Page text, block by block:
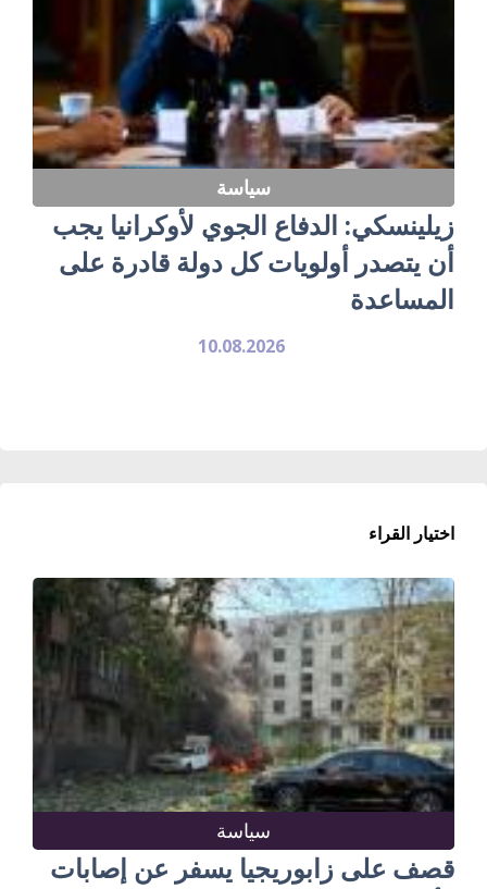
سياسة
زيلينسكي: الدفاع الجوي لأوكرانيا يجب
أن يتصدر أولويات كل دولة قادرة على
المساعدة
10.08.2026
اختيار القراء
سياسة
قصف على زابوريجيا يسفر عن إصابات